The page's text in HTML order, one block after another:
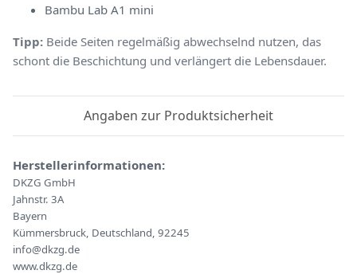
Bambu Lab A1 mini
Tipp: Beide Seiten regelmäßig abwechselnd nutzen, das
schont die Beschichtung und verlängert die Lebensdauer.
Angaben zur Produktsicherheit
Herstellerinformationen:
DKZG GmbH
Jahnstr. 3A
Bayern
Kümmersbruck, Deutschland, 92245
info@dkzg.de
www.dkzg.de